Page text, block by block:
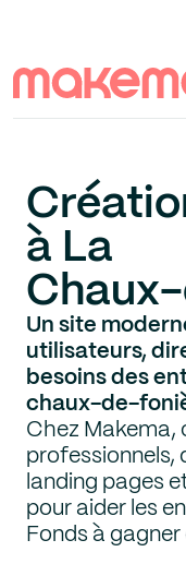
à La
Un site
utilisateurs,
besoins des
chaux-de-
Chez Makema,
professionnels,
landing pages
pour aider les
Fonds à